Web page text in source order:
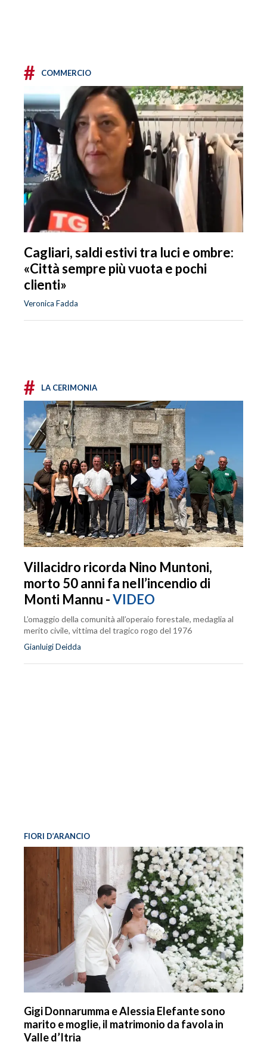
# COMMERCIO
Cagliari, saldi estivi tra luci e ombre:
«Città sempre più vuota e pochi
clienti»
Veronica Fadda
# LA CERIMONIA
Villacidro ricorda Nino Muntoni,
morto 50 anni fa nell’incendio di
Monti Mannu -VIDEO
L’omaggio della comunità all’operaio forestale, medaglia al
merito civile, vittima del tragico rogo del 1976
Gianluigi Deidda
FIORI D’ARANCIO
Gigi Donnarumma e Alessia Elefante sono
marito e moglie, il matrimonio da favola in
Valle d’Itria